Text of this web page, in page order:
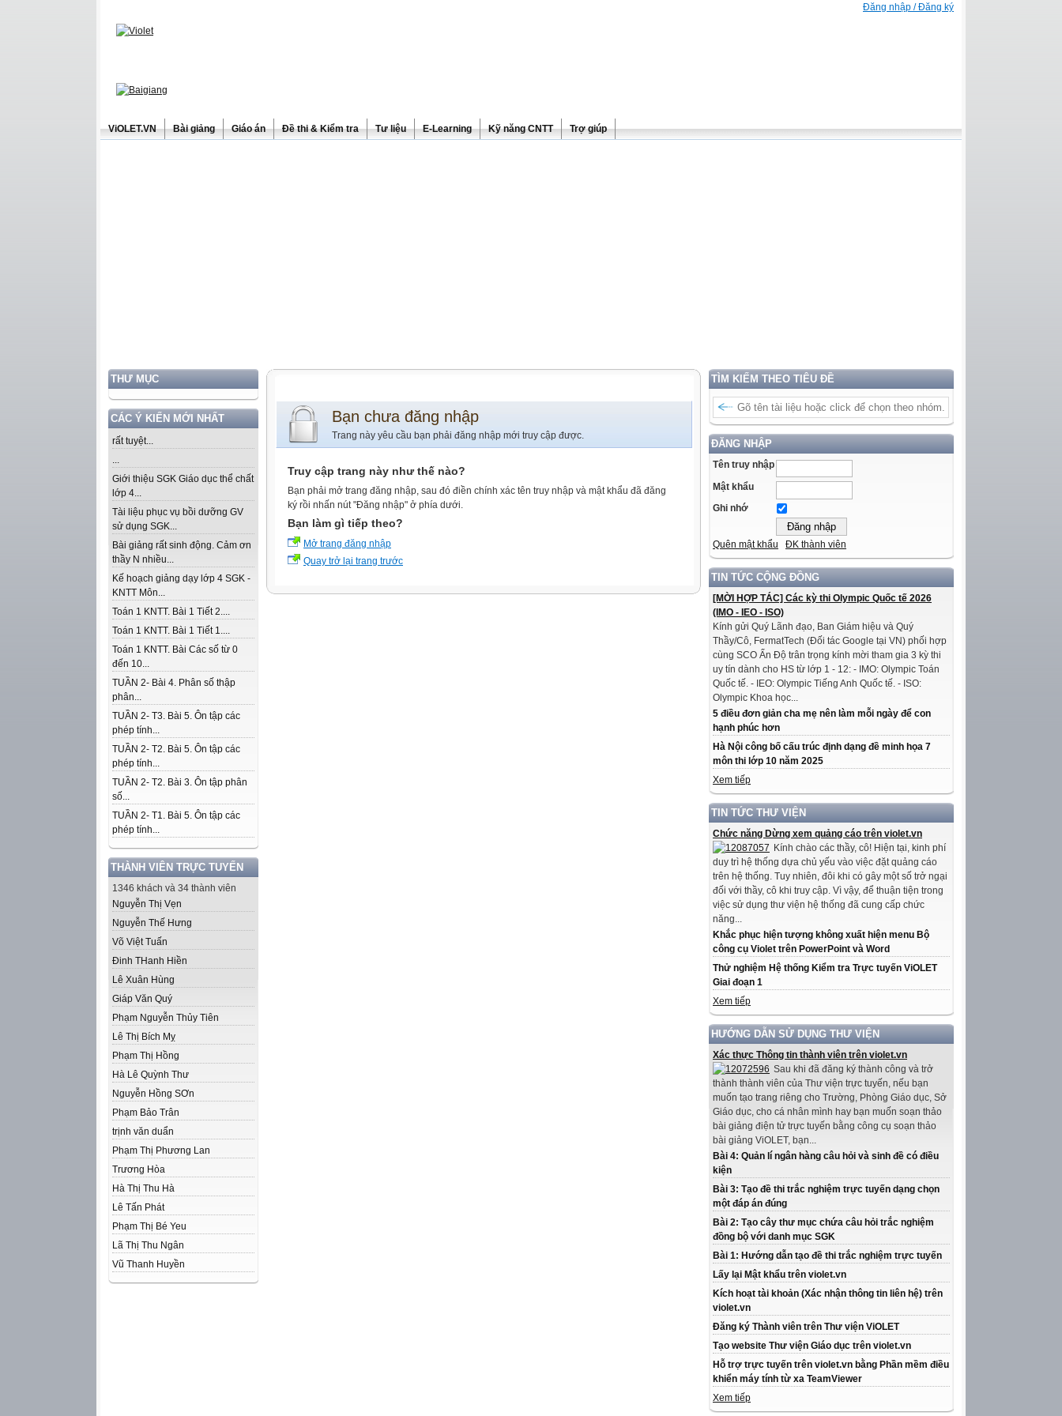
Đăng nhập / Đăng ký
ViOLET.VN Bài giảng Giáo án Đề thi & Kiểm tra Tư liệu E-Learning Kỹ năng CNTT Trợ giúp
THƯ MỤC
CÁC Ý KIẾN MỚI NHẤT
rất tuyệt...
...
Giới thiệu SGK Giáo dục thể chất
lớp 4...
Tài liệu phục vụ bồi dưỡng GV
sử dụng SGK...
Bài giảng rất sinh động. Cảm ơn
thầy N nhiều...
Kế hoạch giảng dạy lớp 4 SGK -
KNTT Môn...
Toán 1 KNTT. Bài 1 Tiết 2....
Toán 1 KNTT. Bài 1 Tiết 1....
Toán 1 KNTT. Bài Các số từ 0
đến 10...
TUẦN 2- Bài 4. Phân số thập
phân...
TUẦN 2- T3. Bài 5. Ôn tập các
phép tính...
TUẦN 2- T2. Bài 5. Ôn tập các
phép tính...
TUẦN 2- T2. Bài 3. Ôn tập phân
số...
TUẦN 2- T1. Bài 5. Ôn tập các
phép tính...
THÀNH VIÊN TRỰC TUYẾN
1346 khách và 34 thành viên
Nguyễn Thị Vẹn
Nguyễn Thế Hưng
Võ Việt Tuấn
Đinh THanh Hiền
Lê Xuân Hùng
Giáp Văn Quý
Phạm Nguyễn Thủy Tiên
Lê Thị Bích Mỵ
Phạm Thị Hồng
Hà Lê Quỳnh Thư
Nguyễn Hồng SƠn
Phạm Bảo Trân
trịnh văn duẩn
Phạm Thị Phương Lan
Trương Hòa
Hà Thị Thu Hà
Lê Tấn Phát
Phạm Thị Bé Yeu
Lã Thị Thu Ngân
Vũ Thanh Huyền
TÌM KIẾM THEO TIÊU ĐỀ
ĐĂNG NHẬP
Tên truy nhập
Mật khẩu
Ghi nhớ
Quên mật khẩu ĐK thành viên
TIN TỨC CỘNG ĐỒNG
[MỜI HỢP TÁC] Các kỳ thi Olympic Quốc tế 2026
(IMO - IEO - ISO)
Kính gửi Quý Lãnh đạo, Ban Giám hiệu và Quý
Thầy/Cô, FermatTech (Đối tác Google tại VN) phối hợp
cùng SCO Ấn Độ trân trọng kính mời tham gia 3 kỳ thi
uy tín dành cho HS từ lớp 1 - 12: - IMO: Olympic Toán
Quốc tế. - IEO: Olympic Tiếng Anh Quốc tế. - ISO:
Olympic Khoa học...
5 điều đơn giản cha mẹ nên làm mỗi ngày để con
hạnh phúc hơn
Hà Nội công bố cấu trúc định dạng đề minh họa 7
môn thi lớp 10 năm 2025
Xem tiếp
TIN TỨC THƯ VIỆN
Chức năng Dừng xem quảng cáo trên violet.vn
Kính chào các thầy, cô! Hiện tại, kinh phí
duy trì hệ thống dựa chủ yếu vào việc đặt quảng cáo
trên hệ thống. Tuy nhiên, đôi khi có gây một số trở ngại
đối với thầy, cô khi truy cập. Vì vậy, để thuận tiện trong
việc sử dụng thư viện hệ thống đã cung cấp chức
năng...
Khắc phục hiện tượng không xuất hiện menu Bộ
công cụ Violet trên PowerPoint và Word
Thử nghiệm Hệ thống Kiểm tra Trực tuyến ViOLET
Giai đoạn 1
Xem tiếp
HƯỚNG DẪN SỬ DỤNG THƯ VIỆN
Xác thực Thông tin thành viên trên violet.vn
Sau khi đã đăng ký thành công và trở
thành thành viên của Thư viện trực tuyến, nếu bạn
muốn tạo trang riêng cho Trường, Phòng Giáo dục, Sở
Giáo dục, cho cá nhân mình hay bạn muốn soạn thảo
bài giảng điện tử trực tuyến bằng công cụ soạn thảo
bài giảng ViOLET, bạn...
Bài 4: Quản lí ngân hàng câu hỏi và sinh đề có điều
kiện
Bài 3: Tạo đề thi trắc nghiệm trực tuyến dạng chọn
một đáp án đúng
Bài 2: Tạo cây thư mục chứa câu hỏi trắc nghiệm
đồng bộ với danh mục SGK
Bài 1: Hướng dẫn tạo đề thi trắc nghiệm trực tuyến
Lấy lại Mật khẩu trên violet.vn
Kích hoạt tài khoản (Xác nhận thông tin liên hệ) trên
violet.vn
Đăng ký Thành viên trên Thư viện ViOLET
Tạo website Thư viện Giáo dục trên violet.vn
Hỗ trợ trực tuyến trên violet.vn bằng Phần mềm điều
khiển máy tính từ xa TeamViewer
Xem tiếp
Bạn chưa đăng nhập
Trang này yêu cầu bạn phải đăng nhập mới truy cập được.
Truy cập trang này như thế nào?
Bạn phải mở trang đăng nhập, sau đó điền chính xác tên truy nhập và mật khẩu đã đăng
ký rồi nhấn nút "Đăng nhập" ở phía dưới.
Bạn làm gì tiếp theo?
Mở trang đăng nhập
Quay trở lại trang trước